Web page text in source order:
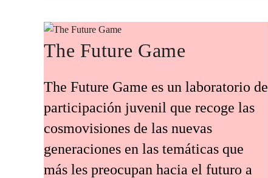
The Future Game
The Future Game es un laboratorio de
participación juvenil que recoge las
cosmovisiones de las nuevas
generaciones en las temáticas que
más les preocupan hacia el futuro a